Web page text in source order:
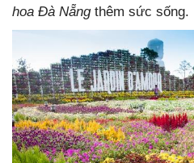
hoa Đà Nẵngthêm sức sống.